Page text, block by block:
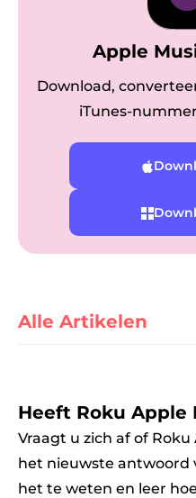
Apple
Download,
iTunes-
Alle Artikelen
Heeft Roku Apple
Vraagt ​​​​u zich af of
het nieuwste antwoord
het te weten en leer